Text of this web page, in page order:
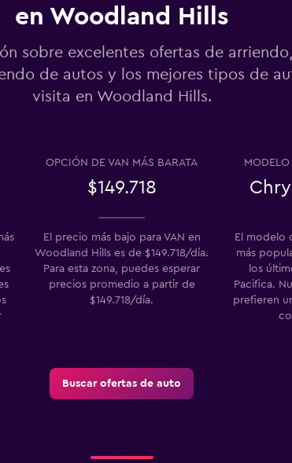
Ver precios
en Woodland Hills
sobre excelentes ofertas de
de autos y los mejores tipos de
visita en Woodland Hills.
OPCIÓN DE VAN MÁS BARATA
$149.718
MODELO
El precio más bajo para VAN en
Woodland Hills es de $149.718/día.
Para esta zona, puedes esperar
precios promedio a partir de
$149.718/día.
El modelo
más
los
Pacifica.
prefieren
Buscar ofertas de auto